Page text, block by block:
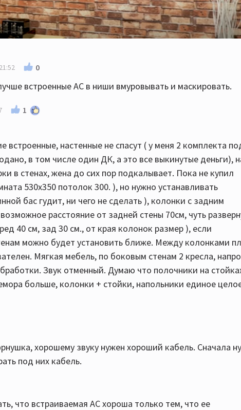
0
встроенные АС в ниши вмуровывать и маскировать.
1
встроенные, настенные не спасут ( у меня 2 комплекта
в том числе один ДК, а это все выкинутые деньги),
в стенах, жена до сих пор подкалывает. Пока не купил
530х350 потолок 300. ), но нужно устанавливать
бас гудит, ни чего не сделать ), колонки с задним
расстояние от задней стены 70см, чуть
40 см, зад 30 см., от края колонок размер ), если
можно будет установить ближе. Между колонками
Мягкая мебель, по боковым стенам 2 кресла,
Звук отменный. Думаю что полочники на
больше, колонки + стойки, напольники единое
хорошему звуку нужен хороший кабель. Сначала
под них кабель.
что встраиваемая АС хороша только тем, что ее